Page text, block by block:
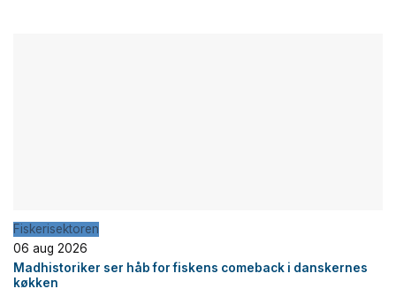
Fiskerisektoren
06 aug 2026
Madhistoriker ser håb for fiskens comeback i danskernes
køkken